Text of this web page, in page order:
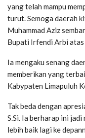
yang telah mampu
turut. Semoga daerah
Muhammad Aziz
Bupati Irfendi Arbi
Ia mengaku senang
memberikan yang
Kabypaten Limapuluh
Tak beda dengan
S.Si. Ia berharap ini
lebih baik lagi ke